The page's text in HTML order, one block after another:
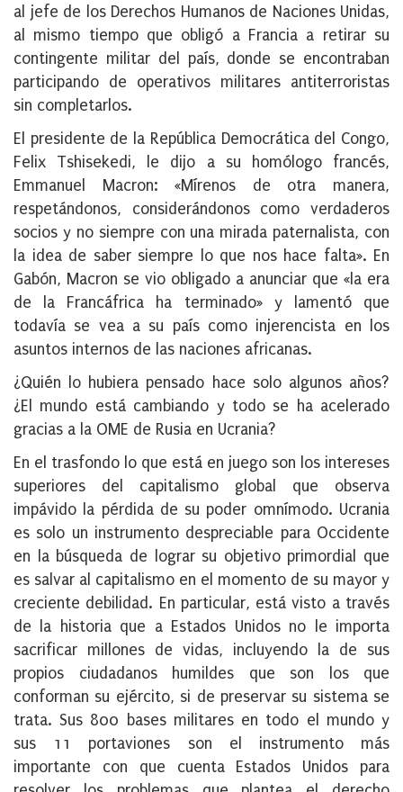
al jefe de los Derechos Humanos de Naciones Unidas,
al mismo tiempo que obligó a Francia a retirar su
contingente militar del país, donde se encontraban
participando de operativos militares antiterroristas
sin completarlos.
El presidente de la República Democrática del Congo,
Felix Tshisekedi, le dijo a su homólogo francés,
Emmanuel Macron: «Mírenos de otra manera,
respetándonos, considerándonos como verdaderos
socios y no siempre con una mirada paternalista, con
la idea de saber siempre lo que nos hace falta». En
Gabón, Macron se vio obligado a anunciar que «la era
de la Francáfrica ha terminado» y lamentó que
todavía se vea a su país como injerencista en los
asuntos internos de las naciones africanas.
¿Quién lo hubiera pensado hace solo algunos años?
¿El mundo está cambiando y todo se ha acelerado
gracias a la OME de Rusia en Ucrania?
En el trasfondo lo que está en juego son los intereses
superiores del capitalismo global que observa
impávido la pérdida de su poder omnímodo. Ucrania
es solo un instrumento despreciable para Occidente
en la búsqueda de lograr su objetivo primordial que
es salvar al capitalismo en el momento de su mayor y
creciente debilidad. En particular, está visto a través
de la historia que a Estados Unidos no le importa
sacrificar millones de vidas, incluyendo la de sus
propios ciudadanos humildes que son los que
conforman su ejército, si de preservar su sistema se
trata. Sus 800 bases militares en todo el mundo y
sus 11 portaviones son el instrumento más
importante con que cuenta Estados Unidos para